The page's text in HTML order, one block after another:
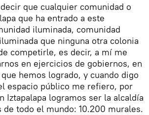
que cualquier comunidad o
que ha entrado a este
iluminada, comunidad
que ninguna otra colonia
competirle, es decir, a mí me
en ejercicios de gobiernos, en
hemos logrado, y cuando digo
espacio público me refiero, por
Iztapalapa logramos ser la alcaldía
de todo el mundo: 10.200 murales.